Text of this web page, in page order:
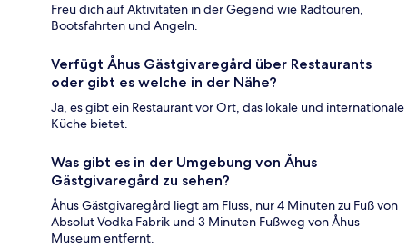
Freu dich auf Aktivitäten in der Gegend wie Radtouren,
Bootsfahrten und Angeln.
Verfügt Åhus Gästgivaregård über Restaurants
oder gibt es welche in der Nähe?
Ja, es gibt ein Restaurant vor Ort, das lokale und internationale
Küche bietet.
Was gibt es in der Umgebung von Åhus
Gästgivaregård zu sehen?
Åhus Gästgivaregård liegt am Fluss, nur 4 Minuten zu Fuß von
Absolut Vodka Fabrik und 3 Minuten Fußweg von Åhus
Museum entfernt.